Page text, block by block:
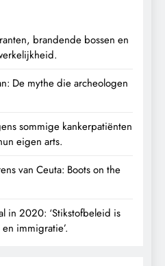
brandende bossen en
De mythe die archeologen
sommige kankerpatiënten
eigen arts.
van Ceuta: Boots on the
in 2020: ‘Stikstofbeleid is
immigratie’.